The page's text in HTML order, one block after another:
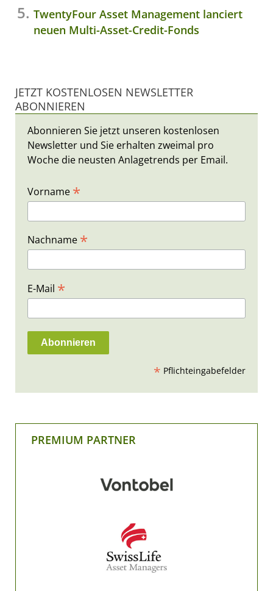
TwentyFour Asset Management lanciert
neuen Multi-Asset-Credit-Fonds
JETZT KOSTENLOSEN NEWSLETTER
ABONNIEREN
Abonnieren Sie jetzt unseren kostenlosen
Newsletter und Sie erhalten zweimal pro
Woche die neusten Anlagetrends per Email.
Vorname *
Nachname *
E-Mail *
* Pflichteingabefelder
PREMIUM PARTNER